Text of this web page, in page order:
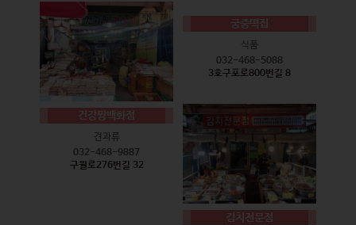
건강짱백화점
견과류
032-468-9887
구월로276번길 32
궁중떡집
식품
032-468-5088
3호구포로800번길 8
김치전문점